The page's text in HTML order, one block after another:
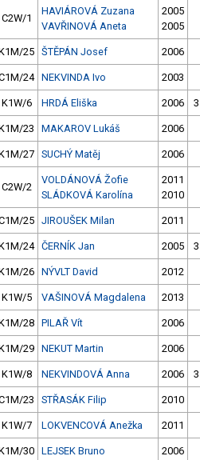
C2W/1
HAVIÁROVÁ Zuzana
VAVŘINOVÁ Aneta
2005
2005
25 ŠTĚPÁN Josef 2006
24 NEKVINDA Ivo 2003
K1W/6 HRDÁ Eliška 2006 3
23 MAKAROV Lukáš 2006
27 SUCHÝ Matěj 2006
C2W/2
VOLDÁNOVÁ Žofie
SLÁDKOVÁ Karolína
2011
2010
25 JIROUŠEK Milan 2011
24 ČERNÍK Jan 2005 3
26 NÝVLT David 2012
K1W/5 VAŠINOVÁ Magdalena 2013
28 PILAŘ Vít 2006
29 NEKUT Martin 2006
K1W/8 NEKVINDOVÁ Anna 2006 3
23 STŘASÁK Filip 2010
K1W/7 LOKVENCOVÁ Anežka 2011
30 LEJSEK Bruno 2006